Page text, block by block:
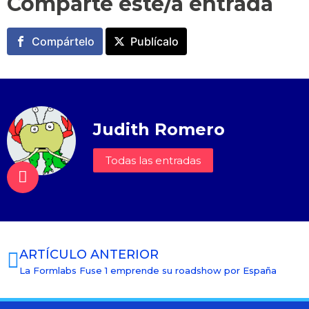
Compártelo Publícalo
Judith Romero
Todas las entradas
ARTÍCULO ANTERIOR
La Formlabs Fuse 1 emprende su roadshow por España